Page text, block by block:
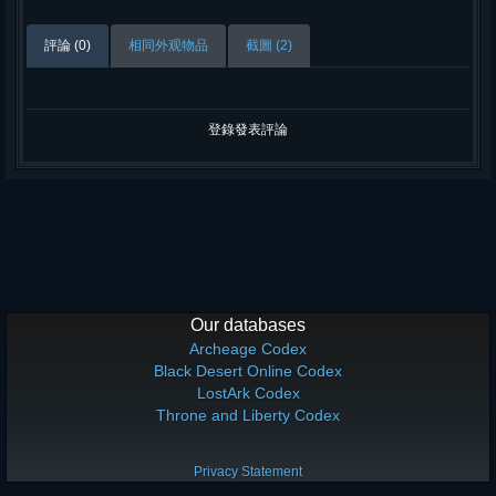
評論 (0) 相同外观物品 截圖 (2)
登錄發表評論
Our databases
Archeage Codex
Black Desert Online Codex
LostArk Codex
Throne and Liberty Codex
Privacy Statement